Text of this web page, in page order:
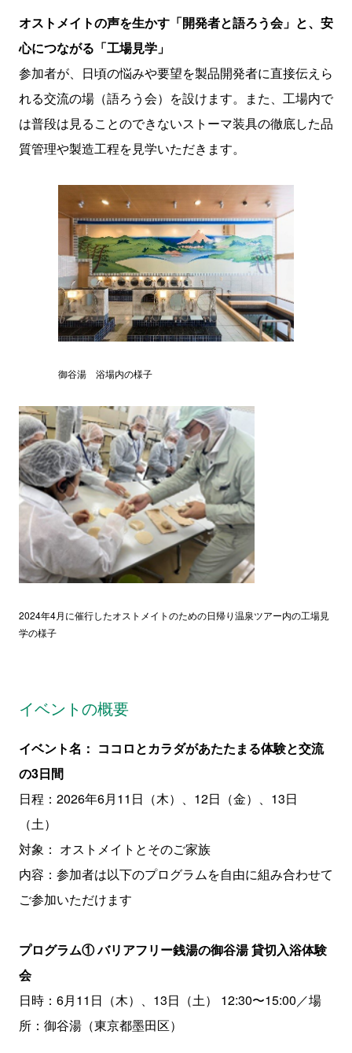
オストメイトの声を生かす「開発者と語ろう会」と、安
心につながる「工場見学」
参加者が、日頃の悩みや要望を製品開発者に直接伝えら
れる交流の場（語ろう会）を設けます。また、工場内で
は普段は見ることのできないストーマ装具の徹底した品
質管理や製造工程を見学いただきます。
御谷湯 浴場内の様子
2024年4月に催行したオストメイトのための日帰り温泉ツアー内の工場見
学の様子
イベントの概要
イベント名： ココロとカラダがあたたまる体験と交流
の3日間
日程：2026年6月11日（木）、12日（金）、13日
（土）
対象： オストメイトとそのご家族
内容：参加者は以下のプログラムを自由に組み合わせて
ご参加いただけます
プログラム① バリアフリー銭湯の御谷湯 貸切入浴体験
会
日時：6月11日（木）、13日（土） 12:30〜15:00／場
所：御谷湯（東京都墨田区）